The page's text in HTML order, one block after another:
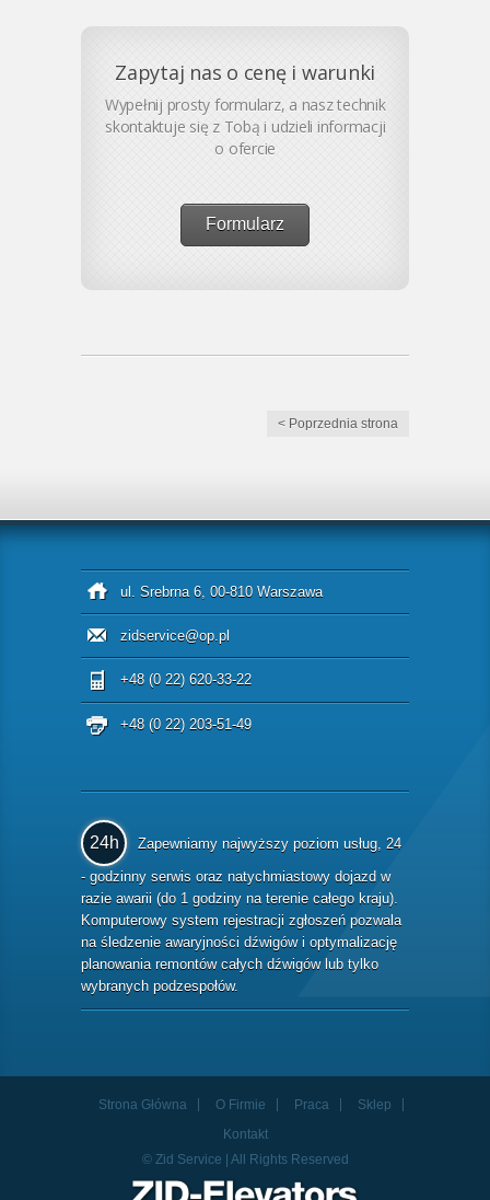
Zapytaj nas o cenę i warunki
Wypełnij prosty formularz, a nasz technik
skontaktuje się z Tobą i udzieli informacji
o ofercie
Formularz
< Poprzednia strona
ul. Srebrna 6, 00-810 Warszawa
zidservice@op.pl
+48 (0 22) 620-33-22
+48 (0 22) 203-51-49
24h
Zapewniamy najwyższy poziom usług, 24
- godzinny serwis oraz natychmiastowy dojazd w
razie awarii (do 1 godziny na terenie całego kraju).
Komputerowy system rejestracji zgłoszeń pozwala
na śledzenie awaryjności dźwigów i optymalizację
planowania remontów całych dźwigów lub tylko
wybranych podzespołów.
Strona Główna O Firmie Praca
Sklep
Kontakt
© Zid Service | All Rights Reserved